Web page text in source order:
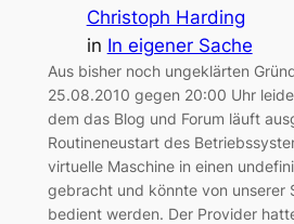
Christoph Harding
in In eigener Sache
Aus bisher noch ungeklärten
25.08.2010 gegen 20:00 Uhr
dem das Blog und Forum läuft
Routineneustart des
virtuelle Maschine in einen
gebracht und könnte von unserer
bedient werden. Der Provider